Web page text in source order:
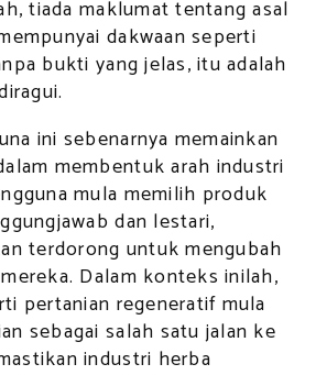
tiada maklumat tentang asal
dakwaan seperti
bukti yang jelas, itu adalah
ini sebenarnya memainkan
membentuk arah industri
mula memilih produk
dan lestari,
terdorong untuk mengubah
Dalam konteks inilah,
pertanian regeneratif mula
sebagai salah satu jalan ke
industri herba